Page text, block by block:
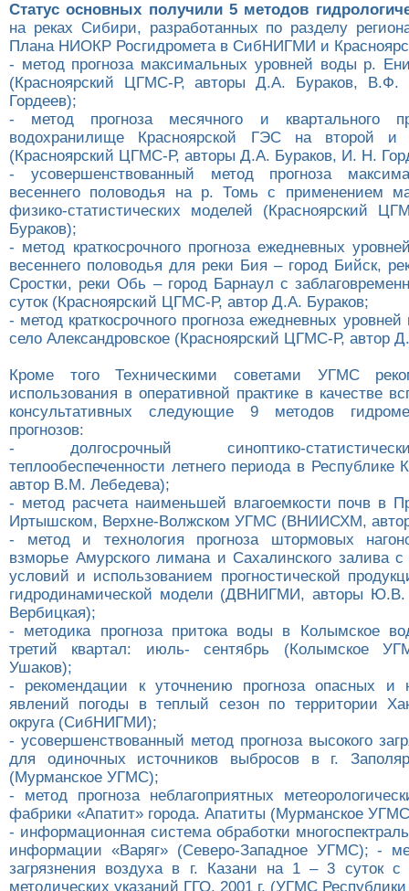
Статус основных получили 5 методов
на реках Сибири, разработанных по разделу
Плана НИОКР Росгидромета в СибНИГМИ и
- метод прогноза максимальных уровней воды р.
(Красноярский ЦГМС-Р, авторы Д.А. Бураков, В.Ф.
Гордеев);
- метод прогноза месячного и квартального
водохранилище Красноярской ГЭС на второй и
(Красноярский ЦГМС-Р, авторы Д.А. Бураков, И. Н.
- усовершенствованный метод прогноза
весеннего половодья на р. Томь с применением
физико-статистических моделей (Красноярский
Бураков);
- метод краткосрочного прогноза ежедневных
весеннего половодья для реки Бия – город Бийск,
Сростки, реки Обь – город Барнаул с
суток (Красноярский ЦГМС-Р, автор Д.А. Бураков;
- метод краткосрочного прогноза ежедневных
село Александровское (Красноярский ЦГМС-Р, автор
Кроме того Техническими советами УГМС
использования в оперативной практике в качестве
консультативных следующие 9 методов
прогнозов:
- долгосрочный синоптико-
теплообеспеченности летнего периода в
автор В.М. Лебедева);
- метод расчета наименьшей влагоемкости почв в
Иртышском, Верхне-Волжском УГМС (ВНИИСХМ,
- метод и технология прогноза штормовых
взморье Амурского лимана и Сахалинского залива
условий и использованием прогностической
гидродинамической модели (ДВНИГМИ, авторы
Вербицкая);
- методика прогноза притока воды в Колымское
третий квартал: июль- сентябрь (Колымское
Ушаков);
- рекомендации к уточнению прогноза опасных и
явлений погоды в теплый сезон по территории
округа (СибНИГМИ);
- усовершенствованный метод прогноза высокого
для одиночных источников выбросов в г.
(Мурманское УГМС);
- метод прогноза неблагоприятных
фабрики «Апатит» города. Апатиты (Мурманское
- информационная система обработки
информации «Варяг» (Северо-Западное УГМС); -
загрязнения воздуха в г. Казани на 1 – 3 суток с
методических указаний ГГО, 2001 г. (УГМС Республики